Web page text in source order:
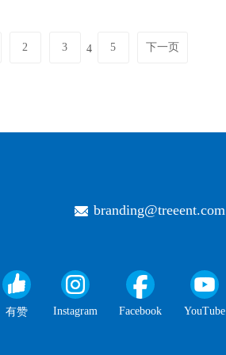
2 3 4 5 下一页
branding@treeent.com
有赞 Instagram Facebook YouTube